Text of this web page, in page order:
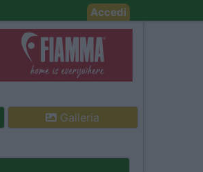
Accedi
Galleria